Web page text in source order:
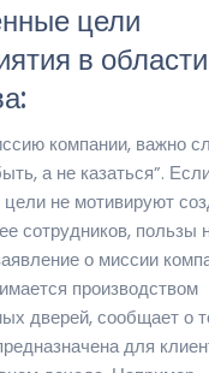
цели
в области
компании, важно
а не казаться”.
не мотивируют
сотрудников, пользы
о миссии
производством
дверей, сообщает о
для